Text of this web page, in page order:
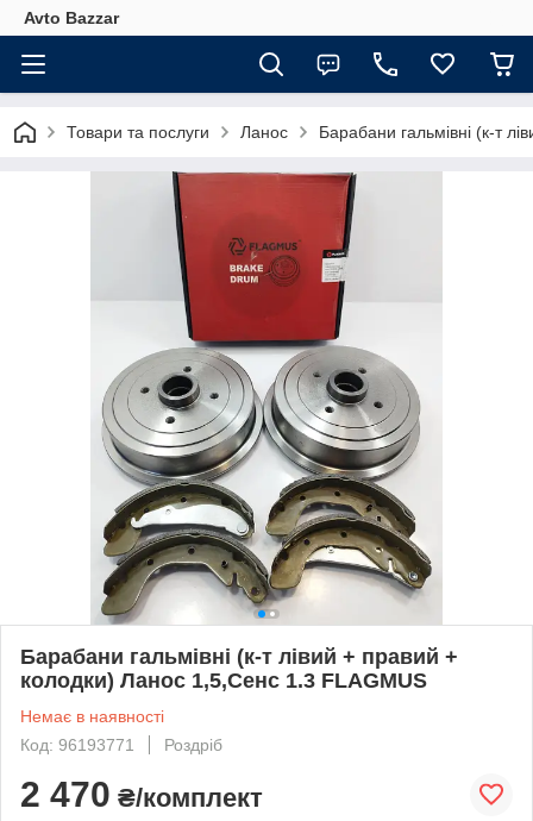
Avto Bazzar
Товари та послуги Ланос Барабани гальмівні (к-т
Барабани гальмівні (к-т лівий + правий +
колодки) Ланос 1,5,Сенс 1.3 FLAGMUS
Немає в наявності
Код: 96193771
Роздріб
2 470 ₴/комплект